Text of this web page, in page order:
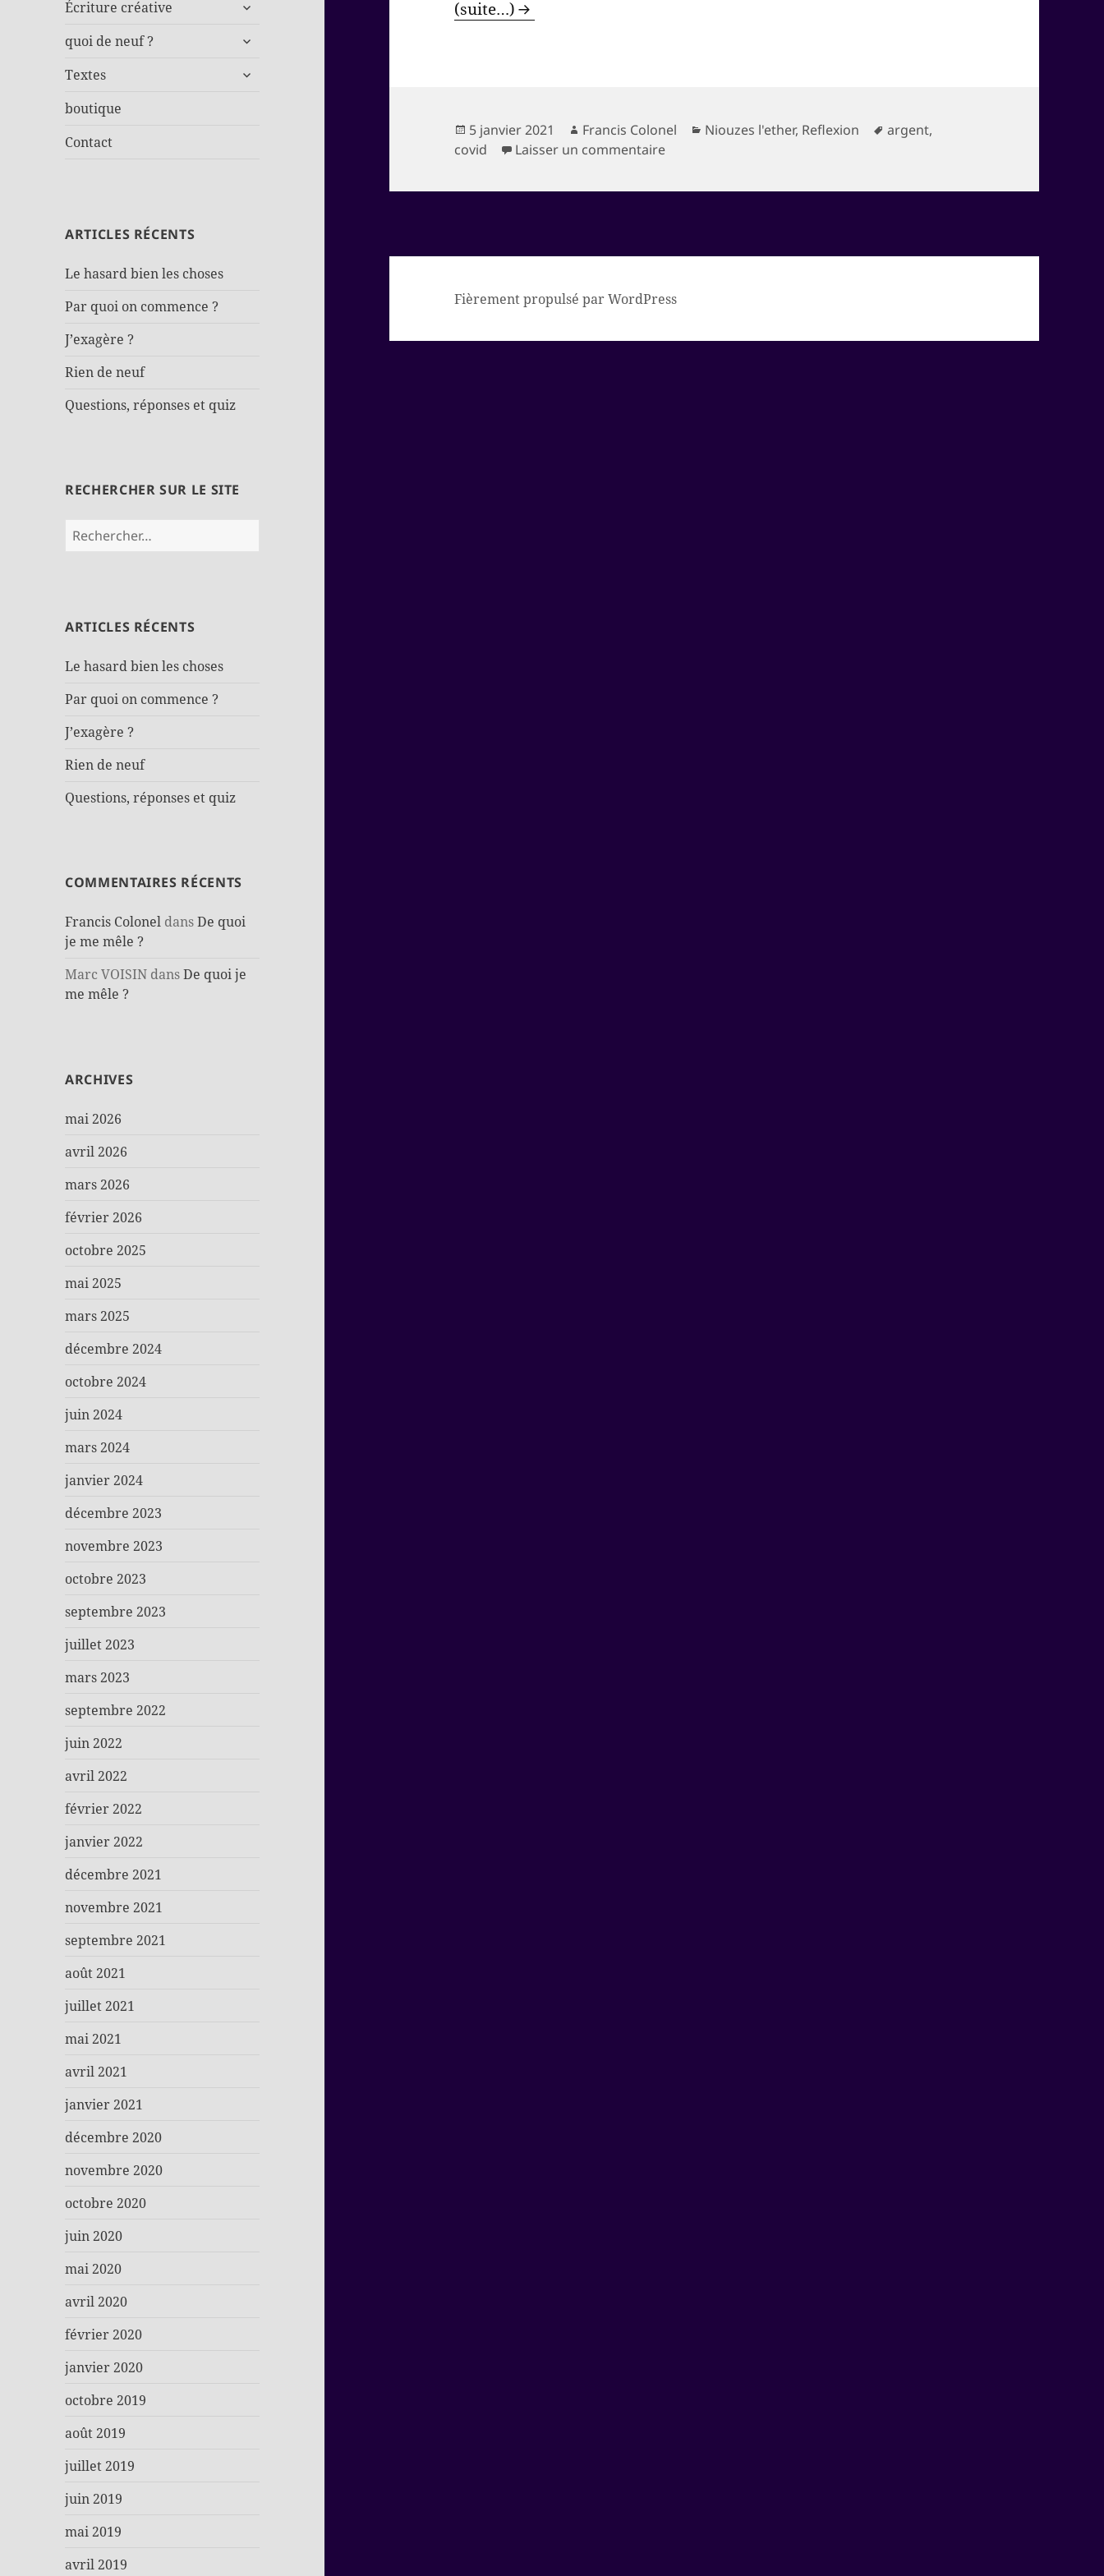
Écriture créative
sous-
quoi de neuf ?
ouvrir
sous-
Textes
ouvrir
boutique
Contact
ARTICLES RÉCENTS
Le hasard bien les choses
Par quoi on commence ?
J’exagère ?
Rien de neuf
Questions, réponses et quiz
RECHERCHER SUR LE SITE
Rechercher :
ARTICLES RÉCENTS
Le hasard bien les choses
Par quoi on commence ?
J’exagère ?
Rien de neuf
Questions, réponses et quiz
COMMENTAIRES RÉCENTS
Francis Colonel dansDe quoi
je me mêle ?
Marc VOISIN dansDe quoi je
me mêle ?
ARCHIVES
mai 2026
avril 2026
mars 2026
février 2026
octobre 2025
mai 2025
mars 2025
décembre 2024
octobre 2024
juin 2024
mars 2024
janvier 2024
décembre 2023
novembre 2023
octobre 2023
septembre 2023
juillet 2023
mars 2023
septembre 2022
juin 2022
avril 2022
février 2022
janvier 2022
décembre 2021
novembre 2021
septembre 2021
août 2021
juillet 2021
mai 2021
avril 2021
janvier 2021
décembre 2020
novembre 2020
octobre 2020
juin 2020
mai 2020
avril 2020
février 2020
janvier 2020
octobre 2019
août 2019
juillet 2019
juin 2019
mai 2019
avril 2019
(suite…)
Publié
le
5 janvier 2021 Auteur
Francis Colonel Catégories
Niouzes l'ether, Reflexion
Mots-
argent,
covid
Laisser un commentairesur Exception Culturelle
Fièrement propulsé par WordPress